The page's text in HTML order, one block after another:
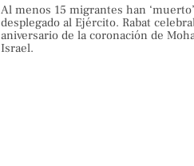
Al menos 15 migrantes han
desplegado al Ejército. Rabat
aniversario de la coronación de
Israel.